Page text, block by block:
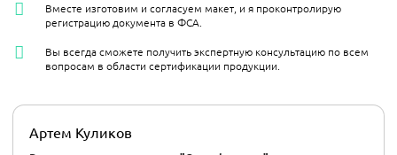
Артем Куликов
Вместе изготовим и согласуем макет, и я проконтролирую
регистрацию документа в ФСА.
Вы всегда сможете получить экспертную консультацию по всем
вопросам в области сертификации продукции.